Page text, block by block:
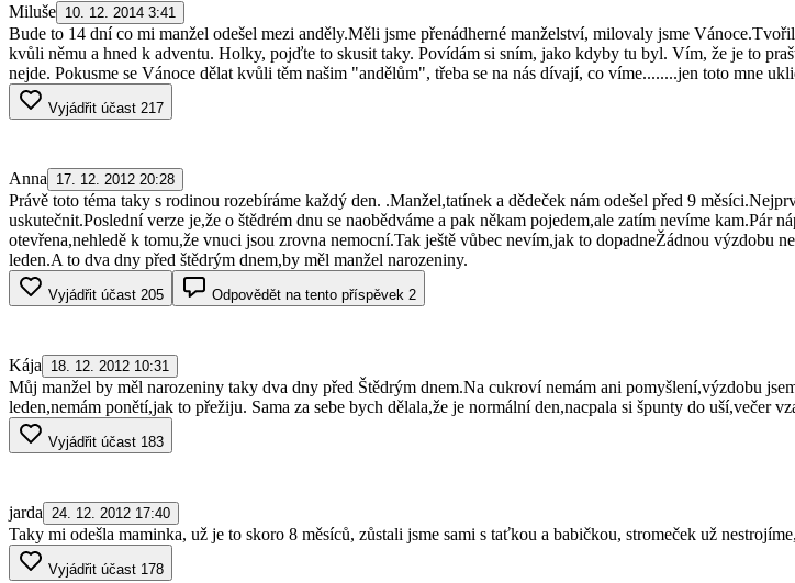
Miluše 10. 12. 2014 3:41
Bude to 14 dní co mi manžel odešel mezi anděly.Měli jsme přenádherné manželství, milovaly jsme
kvůli němu a hned k adventu. Holky, pojďte to skusit taky. Povídám si sním, jako kdyby tu byl. Vím, že je to
nejde. Pokusme se Vánoce dělat kvůli těm našim "andělům", třeba se na nás dívají, co víme........jen toto mne
Vyjádřit účast 217
Anna 17. 12. 2012 20:28
Právě toto téma taky s rodinou rozebíráme každý den. .Manžel,tatínek a dědeček nám odešel před 9
uskutečnit.Poslední verze je,že o štědrém dnu se naobědváme a pak někam pojedem,ale zatím nevíme kam.Pár
otevřena,nehledě k tomu,že vnuci jsou zrovna nemocní.Tak ještě vůbec nevím,jak to dopadneŽádnou výzdobu
leden.A to dva dny před štědrým dnem,by měl manžel narozeniny.
Vyjádřit účast 205 Odpovědět na tento příspěvek 2
Kája 18. 12. 2012 10:31
Můj manžel by měl narozeniny taky dva dny před Štědrým dnem.Na cukroví nemám ani pomyšlení,výzdobu
leden,nemám ponětí,jak to přežiju. Sama za sebe bych dělala,že je normální den,nacpala si špunty do uší,večer
Vyjádřit účast 183
jarda 24. 12. 2012 17:40
Taky mi odešla maminka, už je to skoro 8 měsíců, zůstali jsme sami s taťkou a babičkou, stromeček už
Vyjádřit účast 178